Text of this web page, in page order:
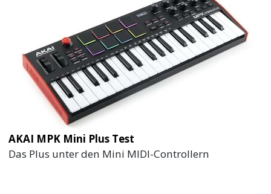
AKAI MPK Mini Plus Test
Das Plus unter den Mini MIDI-Controllern